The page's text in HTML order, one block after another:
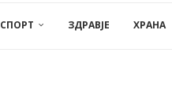
СПОРТ ЗДРАВЈЕ ХРАНА